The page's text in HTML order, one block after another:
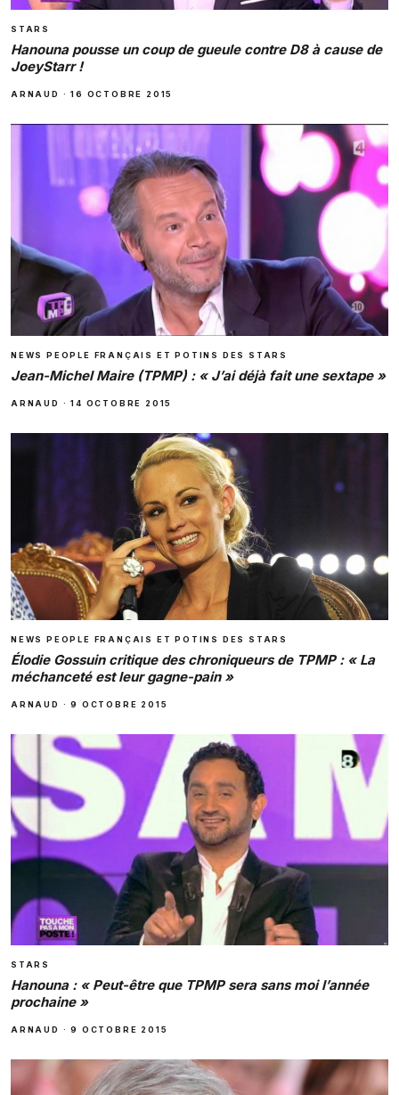
STARS
Hanouna pousse un coup de gueule contre D8 à cause de
JoeyStarr !
ARNAUD ·16 OCTOBRE 2015
NEWS PEOPLE FRANÇAIS ET POTINS DES STARS
Jean-Michel Maire (TPMP) : « J’ai déjà fait une sextape »
ARNAUD ·14 OCTOBRE 2015
NEWS PEOPLE FRANÇAIS ET POTINS DES STARS
Élodie Gossuin critique des chroniqueurs de TPMP : « La
méchanceté est leur gagne-pain »
ARNAUD ·9 OCTOBRE 2015
STARS
Hanouna : « Peut-être que TPMP sera sans moi l’année
prochaine »
ARNAUD ·9 OCTOBRE 2015